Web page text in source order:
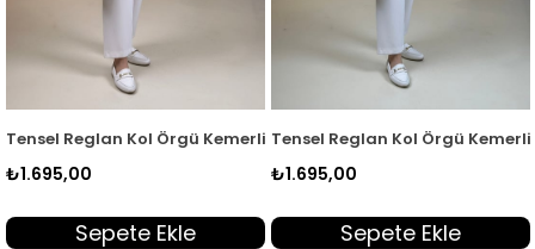
Tunik Acı Kahve EYL 2172
Tensel Reglan Kol Örgü Kemerli Kadın Tunik Yeşil EYL 2172
₺1.695,00
Sepete Ekle
Tensel Reglan Kol Örgü Kemerli
₺1.695,00
Sepete Ekle